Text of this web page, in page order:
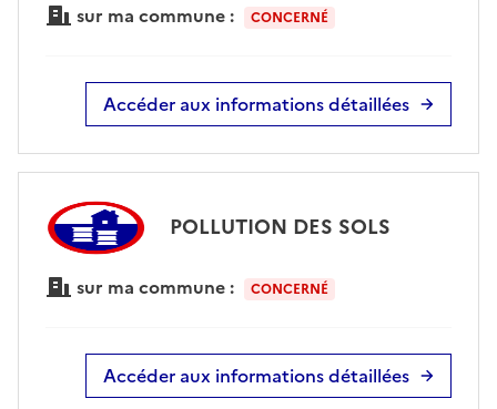
sur ma commune : CONCERNÉ
Accéder aux informations détaillées
POLLUTION DES SOLS
sur ma commune : CONCERNÉ
Accéder aux informations détaillées